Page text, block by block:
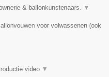
& ballonkunstenaars. ▼
voor volwassenen (ook
video ▼